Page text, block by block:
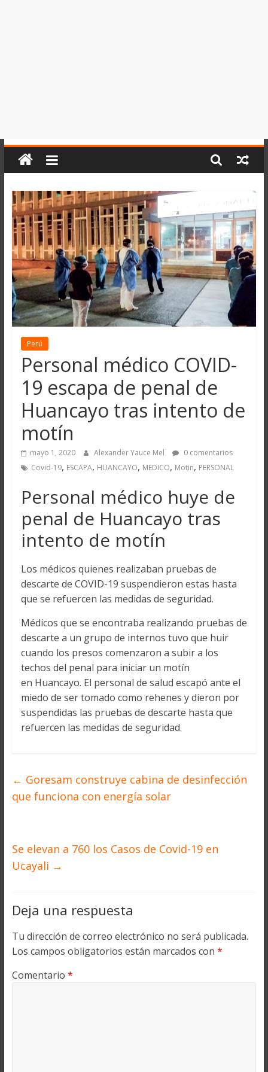
Perú
Personal médico COVID-
19 escapa de penal de
Huancayo tras intento de
motín
mayo 1, 2020 Alexander Yauce Mel
0 comentarios
Covid-19, ESCAPA, HUANCAYO, MEDICO, Motin, PERSONAL
Personal médico huye de
penal de Huancayo tras
intento de motín
Los médicos quienes realizaban pruebas de
descarte de COVID-19 suspendieron estas hasta
que se refuercen las medidas de seguridad.
Médicos que se encontraba realizando pruebas de
descarte a un grupo de internos tuvo que huir
cuando los presos comenzaron a subir a los
techos del penal para iniciar un motín
en Huancayo. El personal de salud escapó ante el
miedo de ser tomado como rehenes y dieron por
suspendidas las pruebas de descarte hasta que
refuercen las medidas de seguridad.
← Goresam construye cabina de desinfección
que funciona con energía solar
Se elevan a 760 los Casos de Covid-19 en
Ucayali →
Deja una respuesta
Tu dirección de correo electrónico no será publicada.
Los campos obligatorios están marcados con *
Comentario *